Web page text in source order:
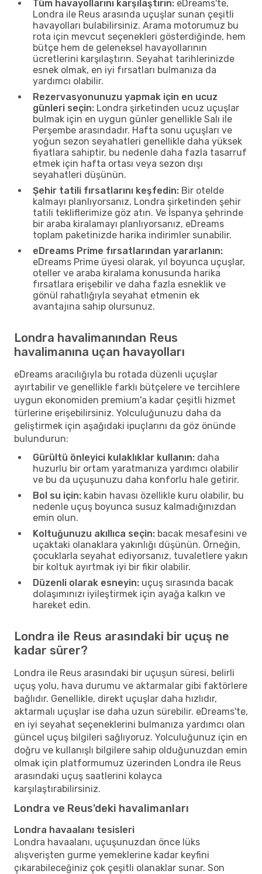
Tüm havayollarını karşılaştırın: eDreams'te,
Londra ile Reus arasında uçuşlar sunan çeşitli
havayolları bulabilirsiniz. Arama motorumuz bu
rota için mevcut seçenekleri gösterdiğinde, hem
bütçe hem de geleneksel havayollarının
ücretlerini karşılaştırın. Seyahat tarihlerinizde
esnek olmak, en iyi fırsatları bulmanıza da
yardımcı olabilir.
Rezervasyonunuzu yapmak için en ucuz
günleri seçin: Londra şirketinden ucuz uçuşlar
bulmak için en uygun günler genellikle Salı ile
Perşembe arasındadır. Hafta sonu uçuşları ve
yoğun sezon seyahatleri genellikle daha yüksek
fiyatlara sahiptir, bu nedenle daha fazla tasarruf
etmek için hafta ortası veya sezon dışı
seyahatleri düşünün.
Şehir tatili fırsatlarını keşfedin: Bir otelde
kalmayı planlıyorsanız, Londra şirketinden şehir
tatili tekliflerimize göz atın. Ve İspanya şehrinde
bir araba kiralamayı planlıyorsanız, eDreams
toplam paketinizde harika indirimler sunabilir.
eDreams Prime fırsatlarından yararlanın:
eDreams Prime üyesi olarak, yıl boyunca uçuşlar,
oteller ve araba kiralama konusunda harika
fırsatlara erişebilir ve daha fazla esneklik ve
gönül rahatlığıyla seyahat etmenin ek
avantajına sahip olursunuz.
Londra havalimanından Reus
havalimanına uçan havayolları
eDreams aracılığıyla bu rotada düzenli uçuşlar
ayırtabilir ve genellikle farklı bütçelere ve tercihlere
uygun ekonomiden premium'a kadar çeşitli hizmet
türlerine erişebilirsiniz. Yolculuğunuzu daha da
geliştirmek için aşağıdaki ipuçlarını da göz önünde
bulundurun:
Gürültü önleyici kulaklıklar kullanın: daha
huzurlu bir ortam yaratmanıza yardımcı olabilir
ve bu da uçuşunuzu daha konforlu hale getirir.
Bol su için: kabin havası özellikle kuru olabilir, bu
nedenle uçuş boyunca susuz kalmadığınızdan
emin olun.
Koltuğunuzu akıllıca seçin: bacak mesafesini ve
uçaktaki olanaklara yakınlığı düşünün. Örneğin,
çocuklarla seyahat ediyorsanız, tuvaletlere yakın
bir koltuk ayırtmak iyi bir fikir olabilir.
Düzenli olarak esneyin: uçuş sırasında bacak
dolaşımınızı iyileştirmek için ayağa kalkın ve
hareket edin.
Londra ile Reus arasındaki bir uçuş ne
kadar sürer?
Londra ile Reus arasındaki bir uçuşun süresi, belirli
uçuş yolu, hava durumu ve aktarmalar gibi faktörlere
bağlıdır. Genellikle, direkt uçuşlar daha hızlıdır,
aktarmalı uçuşlar ise daha uzun sürebilir. eDreams'te,
en iyi seyahat seçeneklerini bulmanıza yardımcı olan
güncel uçuş bilgileri sağlıyoruz. Yolculuğunuz için en
doğru ve kullanışlı bilgilere sahip olduğunuzdan emin
olmak için platformumuz üzerinden Londra ile Reus
arasındaki uçuş saatlerini kolayca
karşılaştırabilirsiniz.
Londra ve Reus'deki havalimanları
Londra havaalanı tesisleri
Londra havaalanı, uçuşunuzdan önce lüks
alışverişten gurme yemeklerine kadar keyfini
çıkarabileceğiniz çok çeşitli olanaklar sunar. Son